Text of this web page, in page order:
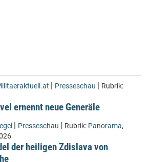
| Presseschau | Rubrik:
ernennt neue Generäle
| Presseschau | Rubrik: Panorama,
der heiligen Zdislava von